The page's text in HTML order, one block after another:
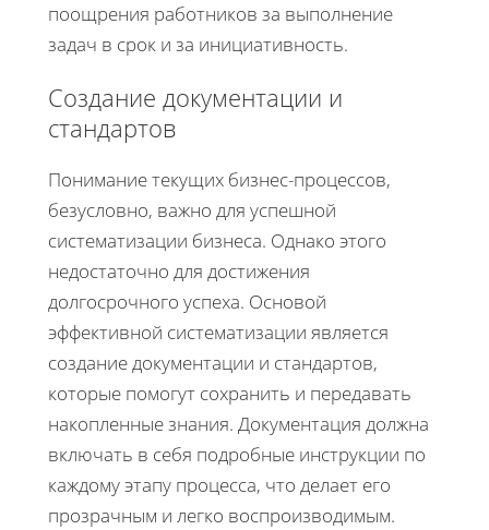
поощрения работников за выполнение
задач в срок и за инициативность.
Создание документации и
стандартов
Понимание текущих бизнес-процессов,
безусловно, важно для успешной
систематизации бизнеса. Однако этого
недостаточно для достижения
долгосрочного успеха. Основой
эффективной систематизации является
создание документации и стандартов,
которые помогут сохранить и передавать
накопленные знания. Документация должна
включать в себя подробные инструкции по
каждому этапу процесса, что делает его
прозрачным и легко воспроизводимым.